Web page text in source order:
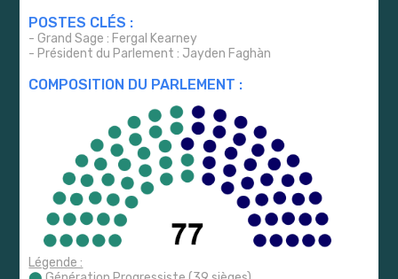
POSTES CLÉS :
- Grand Sage : Fergal Kearney
- Président du Parlement : Jayden Faghàn
COMPOSITION DU PARLEMENT :
Légende :